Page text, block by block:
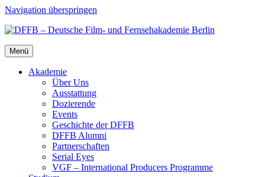
Navigation überspringen
Menü
Aka­de­mie
Über Uns
Aus­stat­tung
Dozie­ren­de
Events
Geschich­te der DFFB
DFFB Alum­ni
Part­ner­schaf­ten
Seri­al Eyes
VGF – Inter­na­tio­nal Pro­du­cers Pro­gram­me